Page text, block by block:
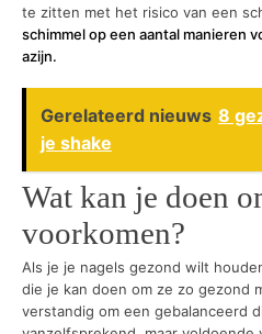
te zitten met het risico van een
schimmel op een aantal manieren
azijn.
Gerelateerd nieuws 8
je shake
Wat kan je doen
voorkomen?
Als je je nagels gezond wilt
die je kan doen om ze zo gezond
verstandig om een gebalanceerd